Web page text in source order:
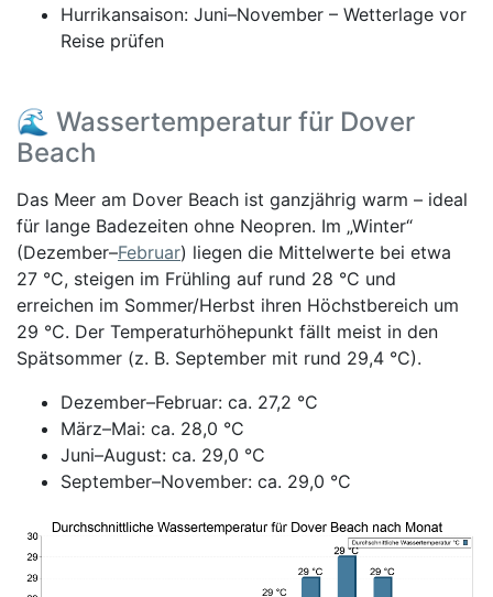
Hurrikansaison: Juni–November – Wetterlage vor
Reise prüfen
🌊 Wassertemperatur für Dover
Beach
Das Meer am Dover Beach ist ganzjährig warm – ideal
für lange Badezeiten ohne Neopren. Im „Winter“
(Dezember–Februar) liegen die Mittelwerte bei etwa
27 °C, steigen im Frühling auf rund 28 °C und
erreichen im Sommer/Herbst ihren Höchstbereich um
29 °C. Der Temperaturhöhepunkt fällt meist in den
Spätsommer (z. B. September mit rund 29,4 °C).
Dezember–Februar: ca. 27,2 °C
März–Mai: ca. 28,0 °C
Juni–August: ca. 29,0 °C
September–November: ca. 29,0 °C